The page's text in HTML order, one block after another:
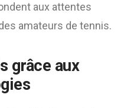
aux attentes
amateurs de tennis.
grâce aux